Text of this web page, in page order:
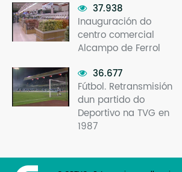
37.938
Inauguración do
centro comercial
Alcampo de Ferrol
36.677
Fútbol. Retransmisión
dun partido do
Deportivo na TVG en
1987